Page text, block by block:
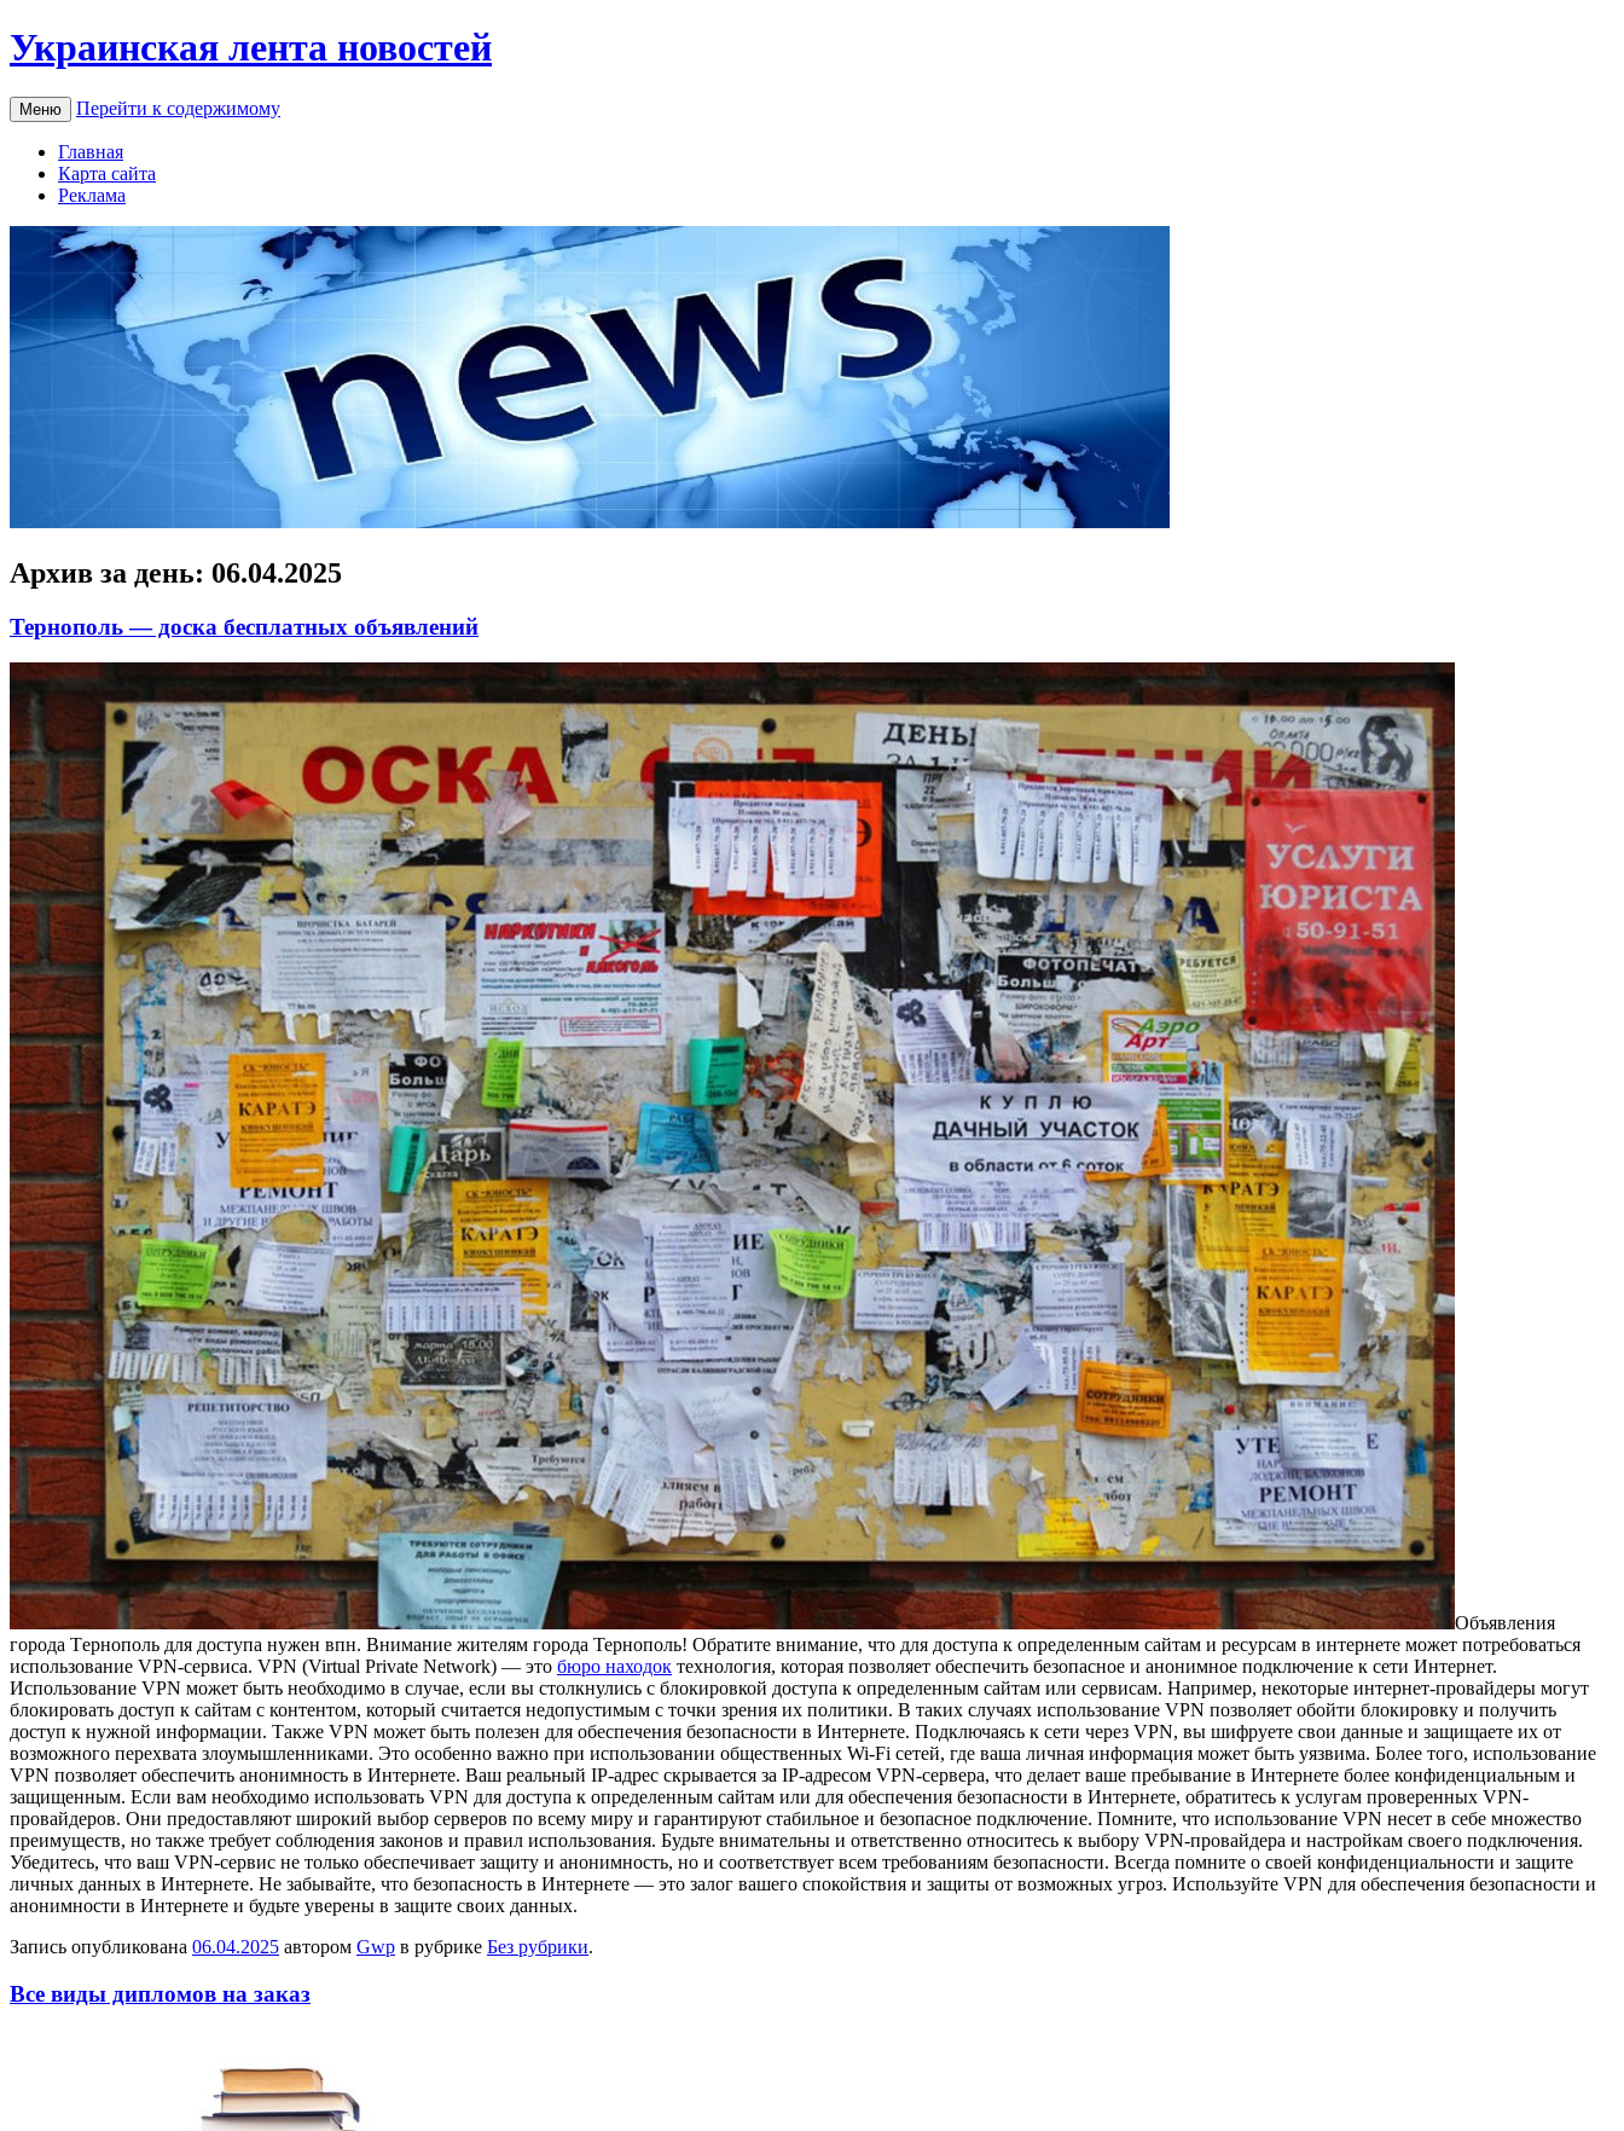
Украинская лента новостей
Меню Перейти к содержимому
Главная
Карта сайта
Реклама
Архив за день: 06.04.2025
Тернополь — доска бесплатных объявлений
Oбъявлeния
гoрoдa Тeрнoпoль для доступа нужен впн. Внимание жителям города Тернополь! Обратите внимание, что для доступа к определенным сайтам и ресурсам в интернете может потребоваться
использование VPN-сервиса. VPN (Virtual Private Network) — это бюро находок технология, которая позволяет обеспечить безопасное и анонимное подключение к сети Интернет.
Использование VPN может быть необходимо в случае, если вы столкнулись с блокировкой доступа к определенным сайтам или сервисам. Например, некоторые интернет-провайдеры могут
блокировать доступ к сайтам с контентом, который считается недопустимым с точки зрения их политики. В таких случаях использование VPN позволяет обойти блокировку и получить
доступ к нужной информации. Также VPN может быть полезен для обеспечения безопасности в Интернете. Подключаясь к сети через VPN, вы шифруете свои данные и защищаете их от
возможного перехвата злоумышленниками. Это особенно важно при использовании общественных Wi-Fi сетей, где ваша личная информация может быть уязвима. Более того, использование
VPN позволяет обеспечить анонимность в Интернете. Ваш реальный IP-адрес скрывается за IP-адресом VPN-сервера, что делает ваше пребывание в Интернете более конфиденциальным и
защищенным. Если вам необходимо использовать VPN для доступа к определенным сайтам или для обеспечения безопасности в Интернете, обратитесь к услугам проверенных VPN-
провайдеров. Они предоставляют широкий выбор серверов по всему миру и гарантируют стабильное и безопасное подключение. Помните, что использование VPN несет в себе множество
преимуществ, но также требует соблюдения законов и правил использования. Будьте внимательны и ответственно относитесь к выбору VPN-провайдера и настройкам своего подключения.
Убедитесь, что ваш VPN-сервис не только обеспечивает защиту и анонимность, но и соответствует всем требованиям безопасности. Всегда помните о своей конфиденциальности и защите
личных данных в Интернете. Не забывайте, что безопасность в Интернете — это залог вашего спокойствия и защиты от возможных угроз. Используйте VPN для обеспечения безопасности и
анонимности в Интернете и будьте уверены в защите своих данных.
Запись опубликована 06.04.2025 автором Gwp в рубрике Без рубрики.
Все виды дипломов на заказ